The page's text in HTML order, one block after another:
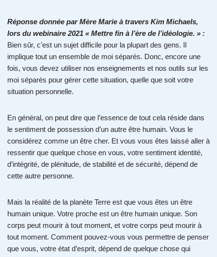
Réponse donnée par Mère Marie à travers Kim Michaels,
lors du webinaire 2021 « Mettre fin à l’ère de l’idéologie. » :
Bien sûr, c’est un sujet difficile pour la plupart des gens. Il
implique tout un ensemble de moi séparés. Donc, encore une
fois, vous devez utiliser nos enseignements et nos outils sur les
moi séparés pour gérer cette situation, quelle que soit votre
situation personnelle.
En général, on peut dire que l’essence de tout cela réside dans
le sentiment de possession d’un autre être humain. Vous le
considérez comme un être cher. Et vous vous êtes laissé aller à
ressentir que quelque chose en vous, votre sentiment identité,
d’intégrité, de plénitude, de stabilité et de sécurité, dépend de
cette autre personne.
Mais la réalité de la planète Terre est que vous êtes un être
humain unique. Votre proche est un être humain unique. Son
corps peut mourir à tout moment, et votre corps peut mourir à
tout moment. Comment pouvez-vous vous permettre de penser
que vous, votre état d’esprit, dépend de quelque chose qui